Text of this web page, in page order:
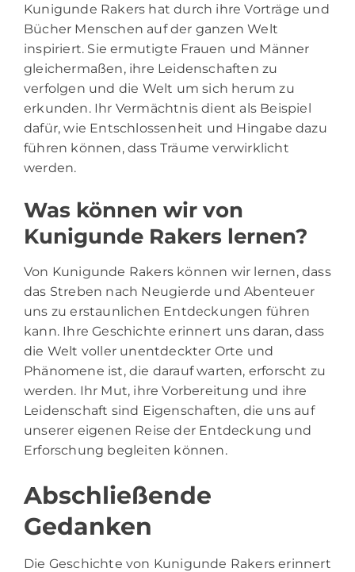
Kunigunde Rakers hat durch ihre Vorträge und
Bücher Menschen auf der ganzen Welt
inspiriert. Sie ermutigte Frauen und Männer
gleichermaßen, ihre Leidenschaften zu
verfolgen und die Welt um sich herum zu
erkunden. Ihr Vermächtnis dient als Beispiel
dafür, wie Entschlossenheit und Hingabe dazu
führen können, dass Träume verwirklicht
werden.
Was können wir von
Kunigunde Rakers lernen?
Von Kunigunde Rakers können wir lernen, dass
das Streben nach Neugierde und Abenteuer
uns zu erstaunlichen Entdeckungen führen
kann. Ihre Geschichte erinnert uns daran, dass
die Welt voller unentdeckter Orte und
Phänomene ist, die darauf warten, erforscht zu
werden. Ihr Mut, ihre Vorbereitung und ihre
Leidenschaft sind Eigenschaften, die uns auf
unserer eigenen Reise der Entdeckung und
Erforschung begleiten können.
Abschließende
Gedanken
Die Geschichte von Kunigunde Rakers erinnert